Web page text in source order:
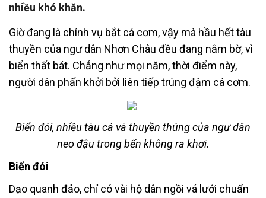
nhiều khó khăn.
Giờ đang là chính vụ bắt cá cơm, vậy mà hầu hết tàu
thuyền của ngư dân Nhơn Châu đều đang nằm bờ, vì
biển thất bát. Chẳng như mọi năm, thời điểm này,
người dân phấn khởi bởi liên tiếp trúng đậm cá cơm.
Biển đói, nhiều tàu cá và thuyền thúng của ngư dân
neo đậu trong bến không ra khơi.
Biển đói
Dạo quanh đảo, chỉ có vài hộ dân ngồi vá lưới chuẩn